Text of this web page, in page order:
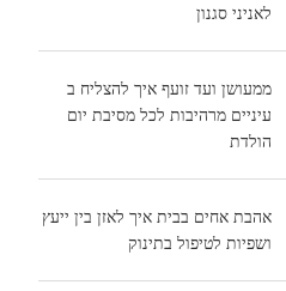
לאניני סגנון
ממעושן ועד זועף איך להצליח ב
עיניים מרהיבות לכל מסיבת יום
הולדת
אהבת אחים בבית איך לאזן בין ייעץ
ושפיות לטיפול בתינוק